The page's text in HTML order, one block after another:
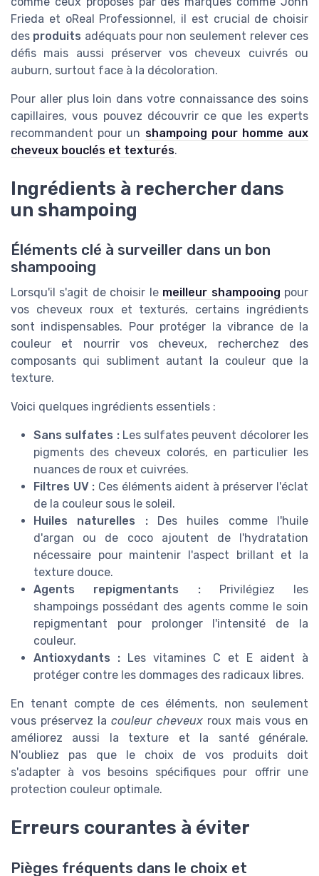
Frieda et oReal Professionnel, il est crucial de choisir
des produits adéquats pour non seulement relever ces
défis mais aussi préserver vos cheveux cuivrés ou
auburn, surtout face à la décoloration.
Pour aller plus loin dans votre connaissance des soins
capillaires, vous pouvez découvrir ce que les experts
recommandent pour un shampoing pour homme aux
cheveux bouclés et texturés.
Ingrédients à rechercher dans
un shampoing
Éléments clé à surveiller dans un bon
shampooing
Lorsqu'il s'agit de choisir le meilleur shampooing pour
vos cheveux roux et texturés, certains ingrédients
sont indispensables. Pour protéger la vibrance de la
couleur et nourrir vos cheveux, recherchez des
composants qui subliment autant la couleur que la
texture.
Voici quelques ingrédients essentiels :
Sans sulfates :Les sulfates peuvent décolorer les
pigments des cheveux colorés, en particulier les
nuances de roux et cuivrées.
Filtres UV : Ces éléments aident à préserver l'éclat
de la couleur sous le soleil.
Huiles naturelles :Des huiles comme l'huile
d'argan ou de coco ajoutent de l'hydratation
nécessaire pour maintenir l'aspect brillant et la
texture douce.
Agents repigmentants :Privilégiez les
shampoings possédant des agents comme le soin
repigmentant pour prolonger l'intensité de la
couleur.
Antioxydants : Les vitamines C et E aident à
protéger contre les dommages des radicaux libres.
En tenant compte de ces éléments, non seulement
vous préservez lacouleur cheveuxroux mais vous en
améliorez aussi la texture et la santé générale.
N'oubliez pas que le choix de vos produits doit
s'adapter à vos besoins spécifiques pour offrir une
protection couleur optimale.
Erreurs courantes à éviter
Pièges fréquents dans le choix et